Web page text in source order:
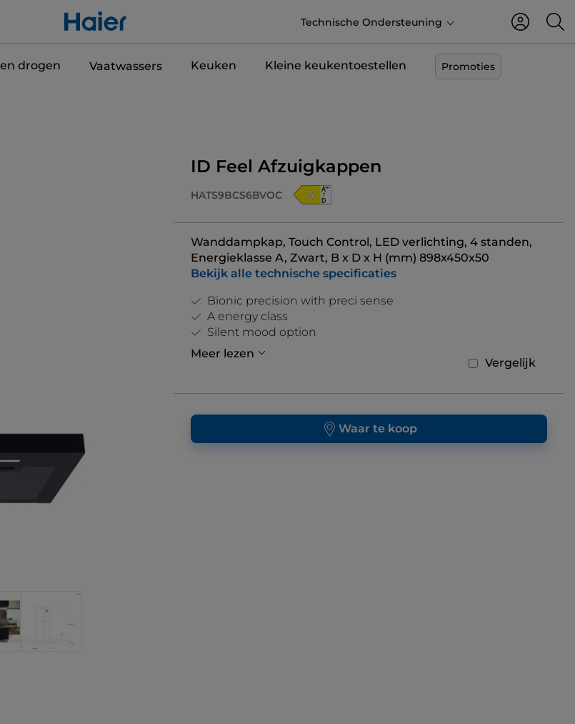
Technische Ondersteuning
drogen Vaatwassers Keuken Kleine keukentoestellen Promoties
ID Feel Afzuigkappen
HATS9BCS6BVOC
Wanddampkap, Touch Control, LED verlichting, 4 standen,
Energieklasse A, Zwart, B x D x H (mm) 898x450x50
Bekijk alle technische specificaties
Vergelijk
Bionic precision with preci sense
A energy class
Silent mood option
Meer lezen
Waar te koop